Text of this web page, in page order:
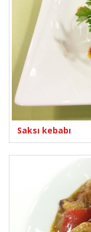
Saksı kebabı